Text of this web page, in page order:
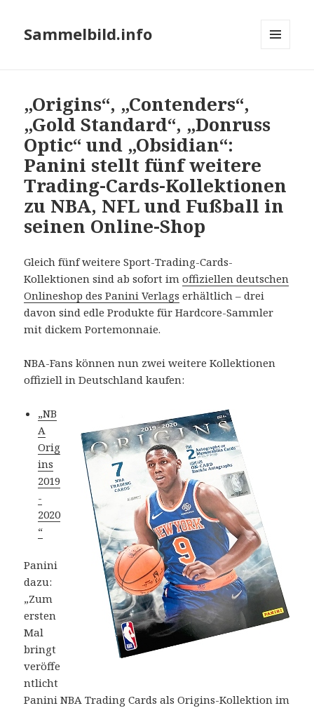
Sammelbild.info
„Origins“, „Contenders“,
„Gold Standard“, „Donruss
Optic“ und „Obsidian“:
Panini stellt fünf weitere
Trading-Cards-Kollektionen
zu NBA, NFL und Fußball in
seinen Online-Shop
Gleich fünf weitere Sport-Trading-Cards-
Kollektionen sind ab sofort imoffiziellen deutschen
Onlineshop des Panini Verlags erhältlich – drei
davon sind edle Produkte für Hardcore-Sammler
mit dickem Portemonnaie.
NBA-Fans können nun zwei weitere Kollektionen
offiziell in Deutschland kaufen:
„NB
A
Orig
ins
2019
-
2020
“
Panini
dazu:
„Zum
ersten
Mal
bringt
veröffe
ntlicht
Panini NBA Trading Cards als Origins-Kollektion im